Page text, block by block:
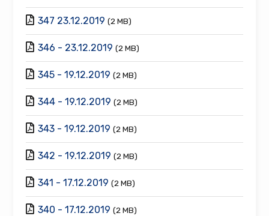
347 23.12.2019 (2 MB)
346 - 23.12.2019 (2 MB)
345 - 19.12.2019 (2 MB)
344 - 19.12.2019 (2 MB)
343 - 19.12.2019 (2 MB)
342 - 19.12.2019 (2 MB)
341 - 17.12.2019 (2 MB)
340 - 17.12.2019 (2 MB)